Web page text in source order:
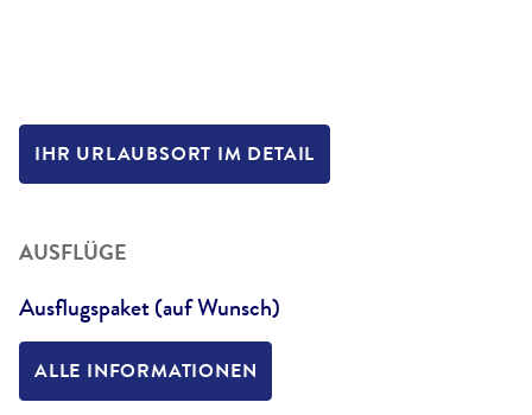
IHR URLAUBSORT IM DETAIL
AUSFLÜGE
Ausflugspaket (auf Wunsch)
ALLE INFORMATIONEN